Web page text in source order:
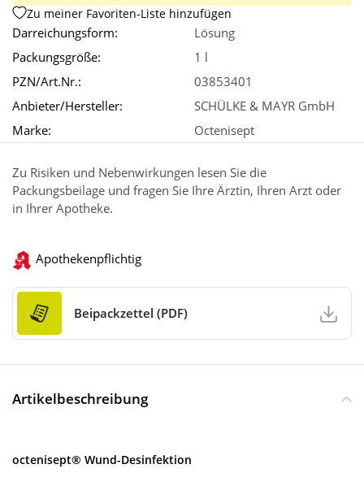
Zu meiner Favoriten-Liste hinzufügen
Darreichungsform:
Lösung
Packungsgröße:
1 l
PZN/Art.Nr.:
03853401
Anbieter/Hersteller:
SCHÜLKE & MAYR GmbH
Marke:
Octenisept
Zu Risiken und Nebenwirkungen lesen Sie die
Packungsbeilage und fragen Sie Ihre Ärztin, Ihren Arzt oder
in Ihrer Apotheke.
Apothekenpflichtig
Beipackzettel (PDF)
Artikelbeschreibung
octenisept® Wund-Desinfektion